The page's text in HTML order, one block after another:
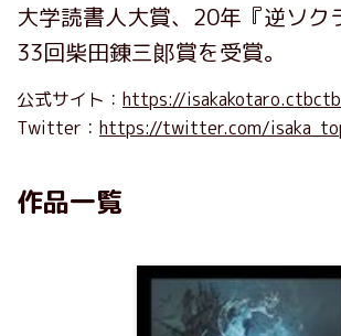
大学読書人大賞、20年『逆ソク
33回柴田錬三郞賞を受賞。
公式サイト： https://
Twitter： https://twitter.com/
作品一覧